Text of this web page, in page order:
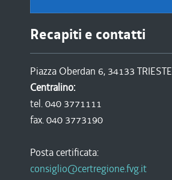
Recapiti e contatti
Piazza Oberdan 6, 34133 TRIESTE
Centralino:
tel. 040 3771111
fax. 040 3773190
Posta certificata:
consiglio@certregione.fvg.it